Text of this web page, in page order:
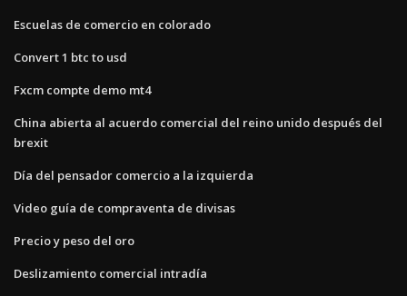
Escuelas de comercio en colorado
Convert 1 btc to usd
Fxcm compte demo mt4
China abierta al acuerdo comercial del reino unido después del
brexit
Día del pensador comercio a la izquierda
Video guía de compraventa de divisas
Precio y peso del oro
Deslizamiento comercial intradía